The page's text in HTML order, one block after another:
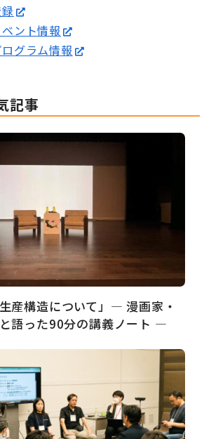
ント情報
グラム情報
記事
産構造について」― 漫画家・
語った90分の講義ノート ―